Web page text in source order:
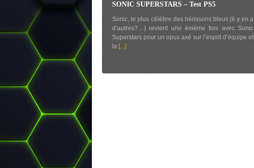
SONIC SUPERSTARS – Test PS5
Sonic, le plus célèbre des hérissons bleus (il y en a
d’autres?…) revient une énième fois avec Sonic
Superstars pour un opus axé sur l’esprit d’équipe et
la [...]